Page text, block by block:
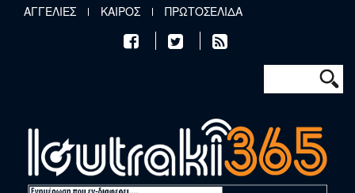
Παράκαμψη προς το κυρίως περιεχόμενο
ΑΓΓΕΛΙΕΣ ΚΑΙΡΟΣ ΠΡΩΤΟΣΕΛΙΔΑ
Φόρμα
Αναζήτηση